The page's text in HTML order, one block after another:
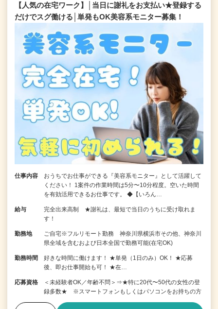
【人気の在宅ワーク】│当日に謝礼をお支払い★登録する
だけでスグ働ける│単発もOK美容系モニター募集！
仕事内容
おうちでお仕事ができる『美容系モニター』として活躍して
ください！ 1案件の作業時間は5分〜10分程度。空いた時間
を有効活用できるお仕事です。 ◆【いろん…
給与
完全出来高制 ★謝礼は、最短で当日のうちに受け取れま
す！
勤務地
ご自宅※フルリモート勤務 神奈川県横浜市その他、神奈川
県全域を含むおよび日本全国で勤務可能(在宅OK)
勤務時間
好きな時間に働けます！ ★単発（1日のみ）OK！ ★応募
後、即お仕事開始も可！ ★在…
応募資格
＜未経験者OK／年齢不問＞⇒★特に20代〜50代の女性の登
録多数★ ※スマートフォンもしくはパソコンをお持ちの方